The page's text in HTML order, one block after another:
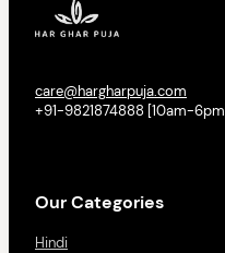
care@hargharpuja.com
+91-9821874888 [10am-6pm]
Our Categories
Hindi